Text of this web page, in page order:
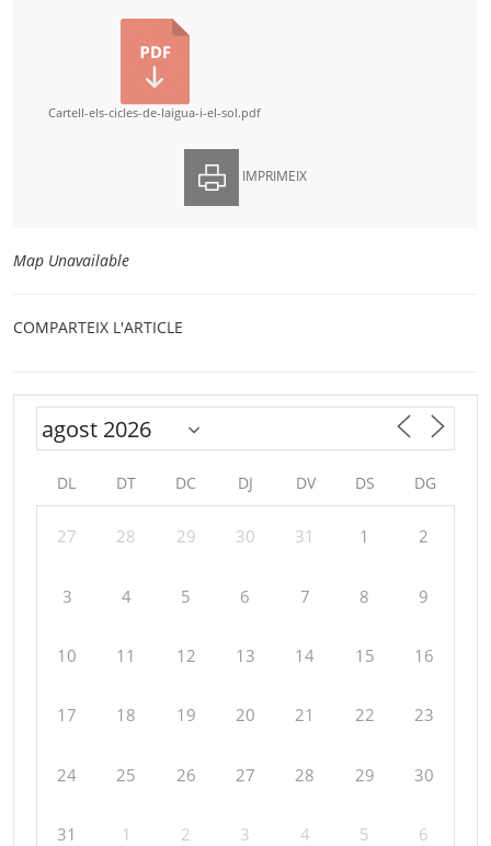
Cartell-els-cicles-de-laigua-i-el-sol.pdf
IMPRIMEIX
Map Unavailable
COMPARTEIX L'ARTICLE
DL DT DC DJ DV DS DG
27 28 29 30 31 1 2
3 4 5 6 7 8 9
10 11 12 13 14 15 16
17 18 19 20 21 22 23
24 25 26 27 28 29 30
31 1 2 3 4 5 6